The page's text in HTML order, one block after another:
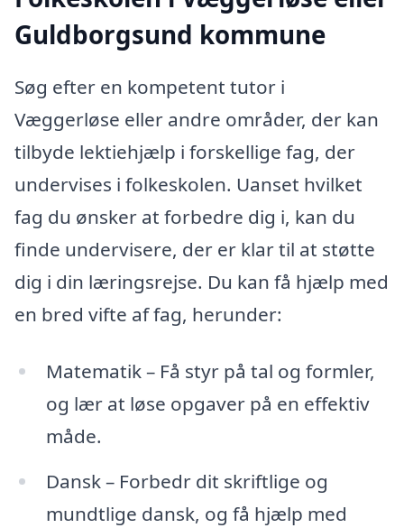
Guldborgsund kommune
Søg efter en kompetent tutor i
Væggerløse eller andre områder, der kan
tilbyde lektiehjælp i forskellige fag, der
undervises i folkeskolen. Uanset hvilket
fag du ønsker at forbedre dig i, kan du
finde undervisere, der er klar til at støtte
dig i din læringsrejse. Du kan få hjælp med
en bred vifte af fag, herunder:
Matematik – Få styr på tal og formler,
og lær at løse opgaver på en effektiv
måde.
Dansk – Forbedr dit skriftlige og
mundtlige dansk, og få hjælp med